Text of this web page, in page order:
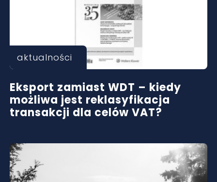
aktualności
Eksport zamiast WDT – kiedy
możliwa jest reklasyfikacja
transakcji dla celów VAT?